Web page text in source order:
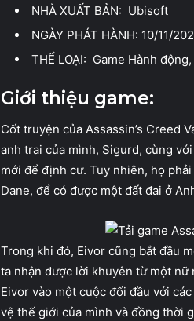
NHÀ XUẤT BẢN: Ubisoft
NGÀY PHÁT HÀNH: 10/11/
THỂ LOẠI: Game Hành
Giới thiệu game:
Cốt truyện của Assassin’s Creed
anh trai của mình, Sigurd, cùng
mới để định cư. Tuy nhiên, họ
Dane, để có được một đất đai ở
Trong khi đó, Eivor cũng bắt đầu
ta nhận được lời khuyên từ một nữ
Eivor vào một cuộc đối đầu với
vệ thế giới của mình và đồng thời